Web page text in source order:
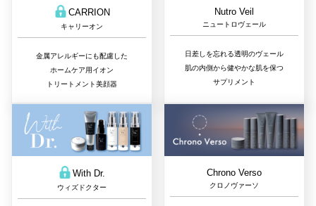
CARRION
キャリーオン
金属アレルギーにも配慮した
ホームケア用イオン
トリートメント美顔器
Nutro Veil
ニュートロヴェール
日差しを忘れる透明のヴェール
肌の内側から健やかな肌を保つ
サプリメント
With Dr.
ウィズドクター
Chrono Verso
クロノヴァーソ